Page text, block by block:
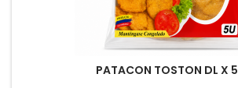
PATACON TOSTON DL X